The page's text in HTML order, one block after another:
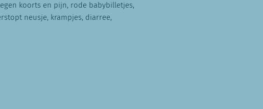
koorts en pijn, rode babybilletjes,
neusje, krampjes, diarree,